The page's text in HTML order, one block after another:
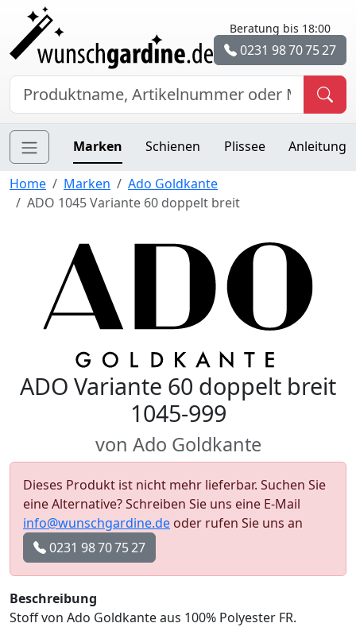
Beratung bis 18:00
0231 98 70 75 27
Marken Schienen Plissee Anleitung
Home Marken
Ado Goldkante
ADO 1045 Variante 60 doppelt breit
ADO Variante 60 doppelt breit
1045-999
von Ado Goldkante
Dieses Produkt ist nicht mehr lieferbar. Suchen Sie
eine Alternative? Schreiben Sie uns eine E-Mail
info@wunschgardine.de oder rufen Sie uns an
0231 98 70 75 27
Beschreibung
Stoff von Ado Goldkante aus 100% Polyester FR.